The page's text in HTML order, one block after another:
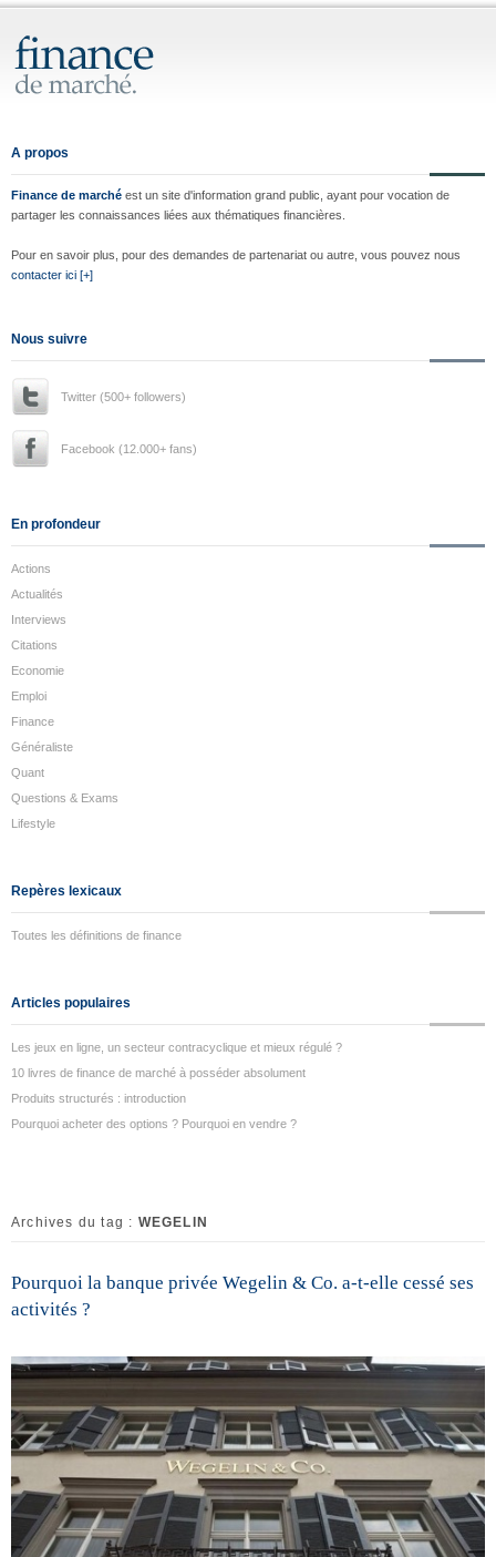
A propos
Finance de marché est un site d'information grand public, ayant pour vocation de
partager les connaissances liées aux thématiques financières.
Pour en savoir plus, pour des demandes de partenariat ou autre, vous pouvez nous
contacter ici [+]
Nous suivre
Twitter (500+ followers)
Facebook (12.000+ fans)
En profondeur
Actions
Actualités
Interviews
Citations
Economie
Emploi
Finance
Généraliste
Quant
Questions & Exams
Lifestyle
Repères lexicaux
Toutes les définitions de finance
Articles populaires
Les jeux en ligne, un secteur contracyclique et mieux régulé ?
10 livres de finance de marché à posséder absolument
Produits structurés : introduction
Pourquoi acheter des options ? Pourquoi en vendre ?
Archives du tag : WEGELIN
Pourquoi la banque privée Wegelin & Co. a-t-elle cessé ses
activités ?